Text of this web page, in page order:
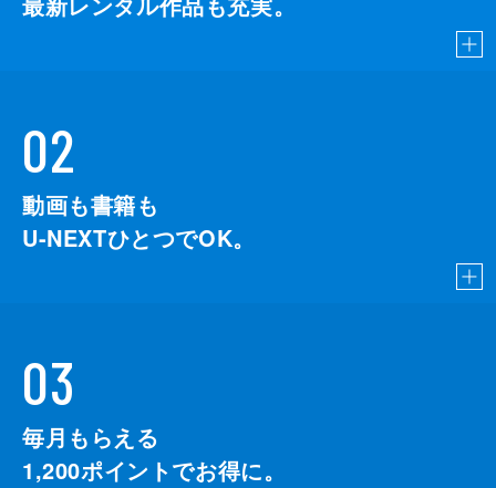
02
動画も書籍も
U-NEXTひとつでOK。
03
毎月もらえる
1,200ポイントでお得に。